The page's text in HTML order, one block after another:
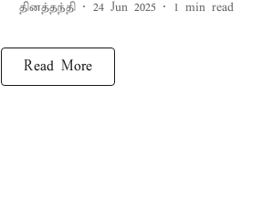
தினத்தந்தி 24 Jun 2025 1 min read
Read More